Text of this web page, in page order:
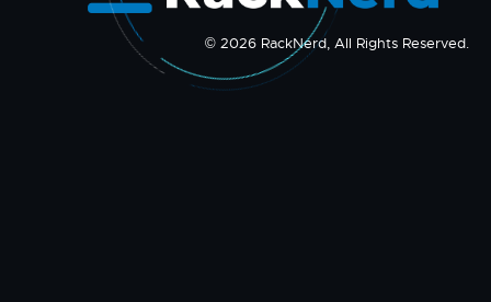
© 2026 RackNerd, All Rights Reserved.